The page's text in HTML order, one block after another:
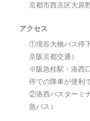
京都市西京区大原
アクセス
①境谷大橋バス停
京阪京都交通）
※阪急桂駅・洛西
停での降車が便利
②洛西バスターミ
急バス）